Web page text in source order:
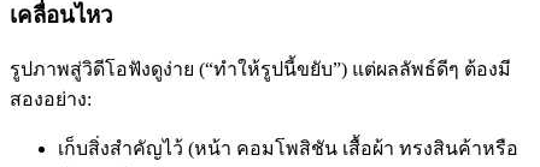
เคลื่อนไหว
รูปภาพสู่วิดีโอฟังดูง่าย (“ทำให้รูปนี้ขยับ”) แต่ผลลัพธ์ดีๆ ต้องมี
สองอย่าง:
เก็บสิ่งสำคัญไว้ (หน้า คอมโพสิชัน เสื้อผ้า ทรงสินค้าหรือ